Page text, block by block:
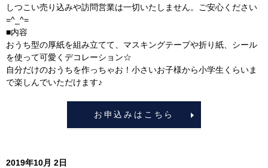
しつこい売り込みや訪問営業は一切いたしません。ご安心ください
=^_^=
■内容
おうち型の厚紙を組み立てて、マスキングテープや折り紙、シール
を使って可愛くデコレーション☆
自分だけのおうちを作っちゃお！小さいお子様から小学生くらいま
で楽しんでいただけます♪
お申込みはこちら
2019年10月 2日